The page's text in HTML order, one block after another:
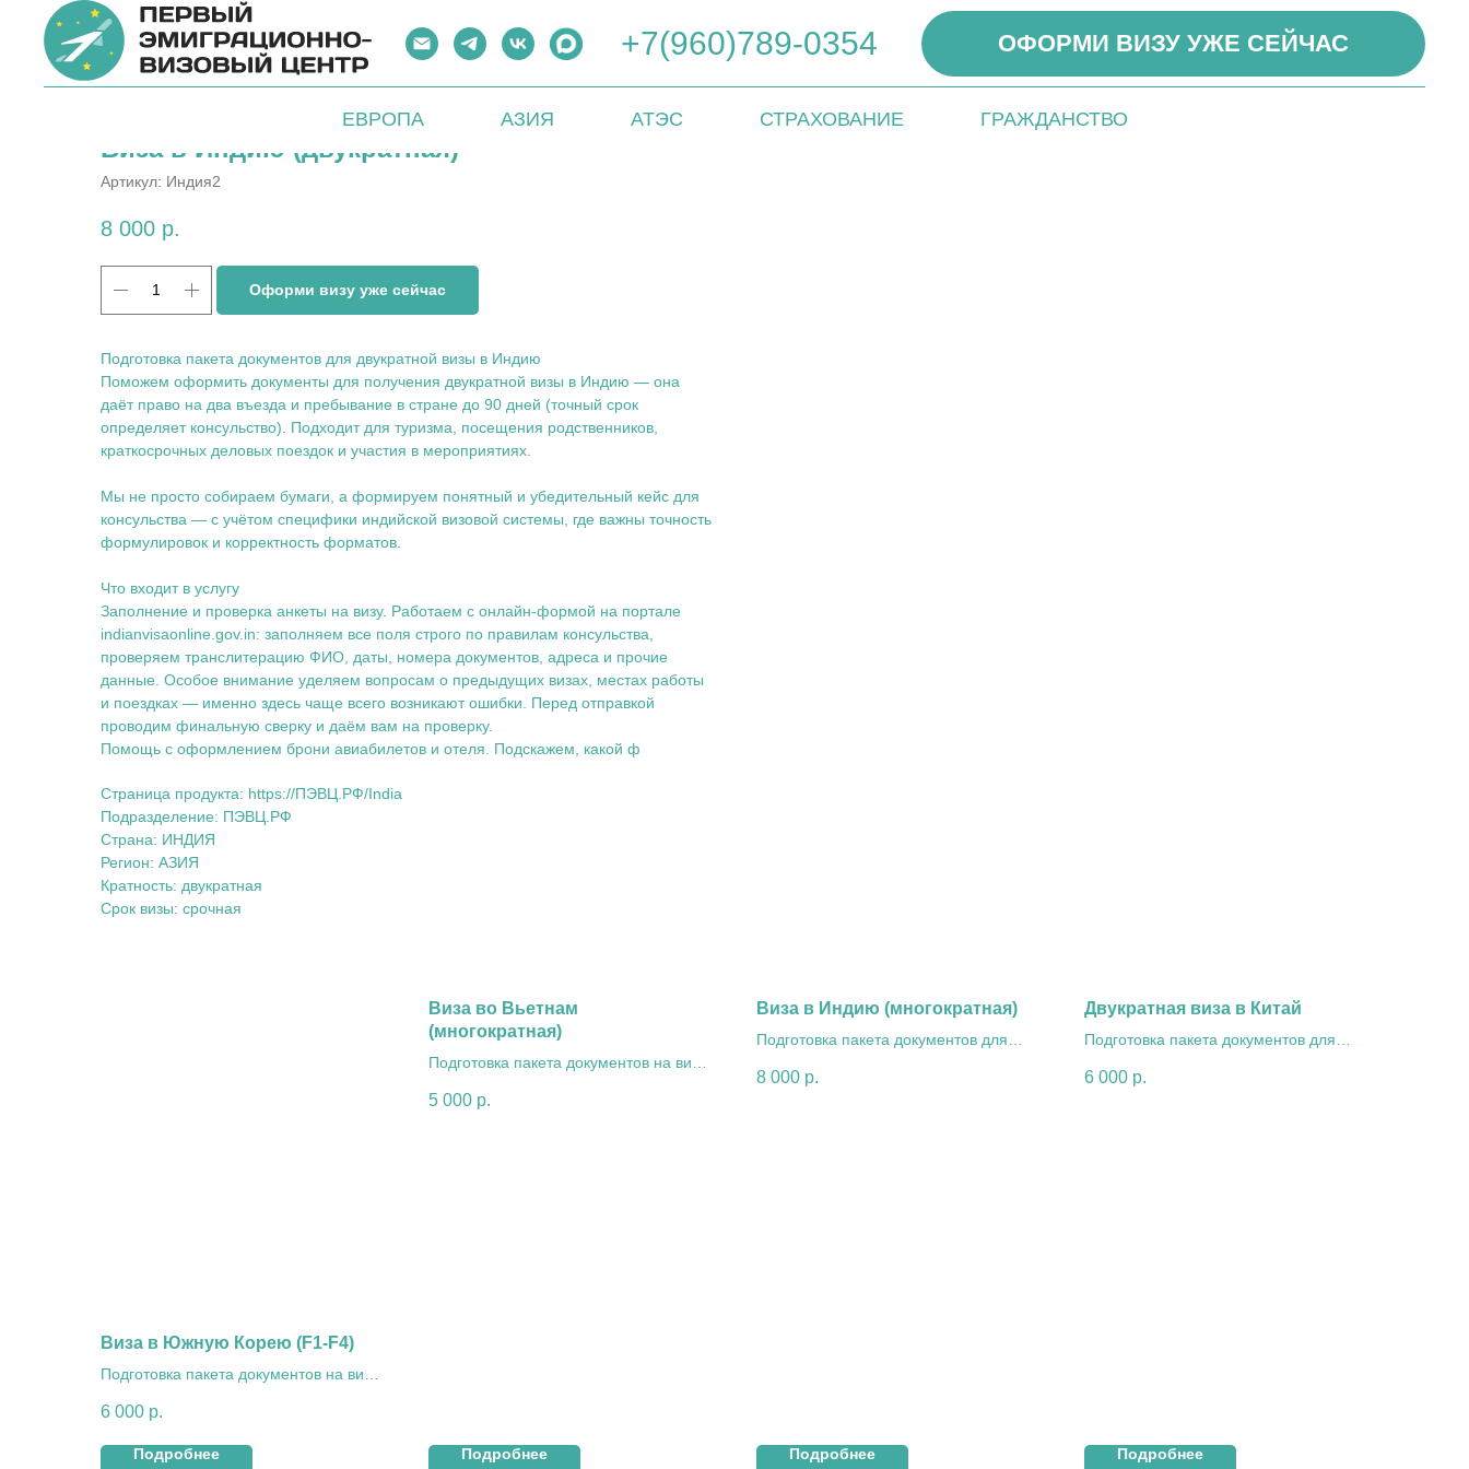
+7(960)789-0354 ОФОРМИ ВИЗУ УЖЕ СЕЙЧАС
ЕВРОПА АЗИЯ АТЭС СТРАХОВАНИЕ ГРАЖДАНСТВО
Виза в Индию (двукратная)
Артикул: Индия2
8 000 р.
Оформи визу уже сейчас
Подготовка пакета документов для двукратной визы в Индию
Поможем оформить документы для получения двукратной визы в Индию — она
даёт право на два въезда и пребывание в стране до 90 дней (точный срок
определяет консульство). Подходит для туризма, посещения родственников,
краткосрочных деловых поездок и участия в мероприятиях.
Мы не просто собираем бумаги, а формируем понятный и убедительный кейс для
консульства — с учётом специфики индийской визовой системы, где важны точность
формулировок и корректность форматов.
Что входит в услугу
Заполнение и проверка анкеты на визу. Работаем с онлайн‑формой на портале
indianvisaonline.gov.in: заполняем все поля строго по правилам консульства,
проверяем транслитерацию ФИО, даты, номера документов, адреса и прочие
данные. Особое внимание уделяем вопросам о предыдущих визах, местах работы
и поездках — именно здесь чаще всего возникают ошибки. Перед отправкой
проводим финальную сверку и даём вам на проверку.
Помощь с оформлением брони авиабилетов и отеля. Подскажем, какой ф
Страница продукта: https://ПЭВЦ.РФ/India
Подразделение: ПЭВЦ.РФ
Страна: ИНДИЯ
Регион: АЗИЯ
Кратность: двукратная
Срок визы: срочная
Виза в Южную Корею (F1-F4)
Подготовка пакета документов на визу
6 000 р.
Подробнее
Виза во Вьетнам
(многократная)
Подготовка пакета документов на визу
5 000 р.
Подробнее
Виза в Индию (многократная)
Подготовка пакета документов для
8 000 р.
Подробнее
Двукратная виза в Китай
Подготовка пакета документов для
6 000 р.
Подробнее